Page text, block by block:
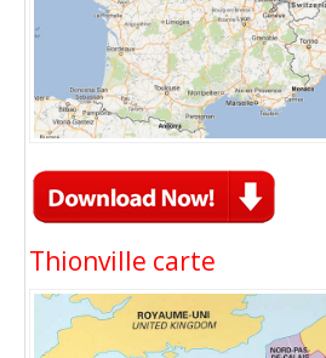
Thionville carte